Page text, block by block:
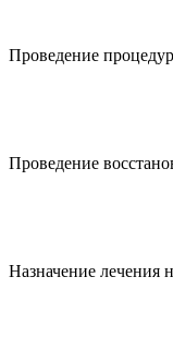
Проведение
Проведение
Назначение лечения